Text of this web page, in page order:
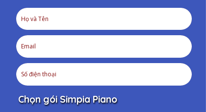
Chọn gói Simpia Piano